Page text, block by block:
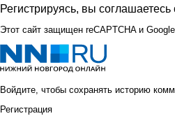
Регистрируясь, вы соглашаетесь
Этот сайт защищен reCAPTCHA и
Войдите, чтобы сохранять историю
Регистрация